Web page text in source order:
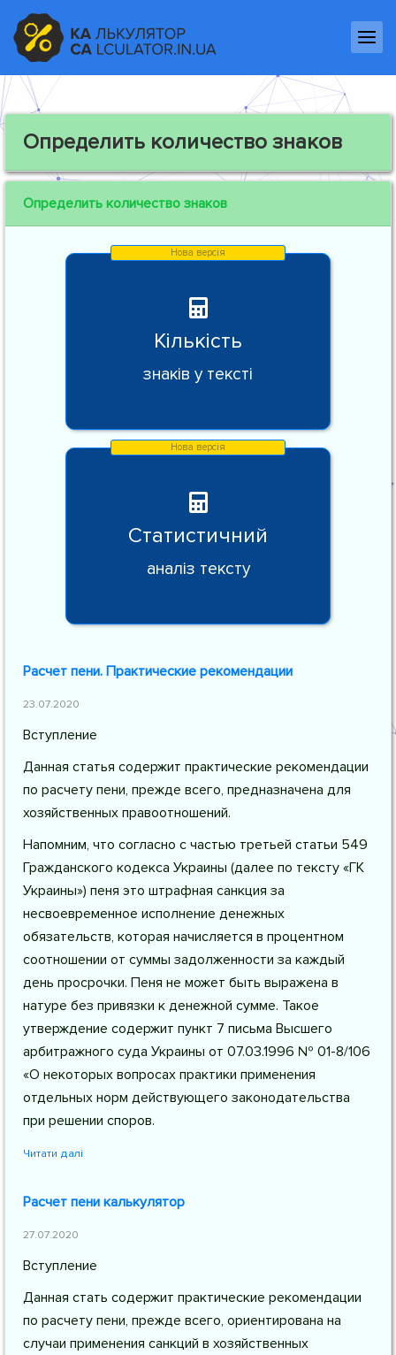
Определить количество знаков
Определить количество знаков
Кількість
знаків у тексті
Статистичний
аналіз тексту
Расчет пени. Практические рекомендации
23.07.2020
Вступление
Данная статья содержит практические рекомендации
по расчету пени, прежде всего, предназначена для
хозяйственных правоотношений.
Напомним, что согласно с частью третьей статьи 549
Гражданского кодекса Украины (далее по тексту «ГК
Украины») пеня это штрафная санкция за
несвоевременное исполнение денежных
обязательств, которая начисляется в процентном
соотношении от суммы задолженности за каждый
день просрочки. Пеня не может быть выражена в
натуре без привязки к денежной сумме. Такое
утверждение содержит пункт 7 письма Высшего
арбитражного суда Украины от 07.03.1996 № 01-8/106
«О некоторых вопросах практики применения
отдельных норм действующего законодательства
при решении споров.
Читати далі
Расчет пени калькулятор
27.07.2020
Вступление
Данная стать содержит практические рекомендации
по расчету пени, прежде всего, ориентирована на
случаи применения санкций в хозяйственных